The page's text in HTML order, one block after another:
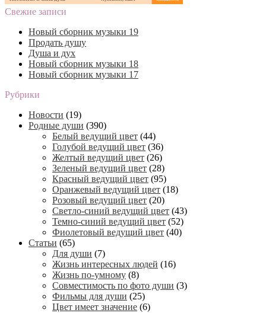
Свежие записи
Новый сборник музыки 19
Продать душу
Душа и дух
Новый сборник музыки 18
Новый сборник музыки 17
Рубрики
Новости (19)
Родные души (390)
Белый ведущий цвет (44)
Голубой ведущий цвет (36)
Желтый ведущий цвет (26)
Зеленый ведущий цвет (28)
Красный ведущий цвет (95)
Оранжевый ведущий цвет (18)
Розовый ведущий цвет (20)
Светло-синий ведущий цвет (43)
Темно-синий ведущий цвет (52)
Фиолетовый ведущий цвет (40)
Статьи (65)
Для души (7)
Жизнь интересных людей (16)
Жизнь по-умному (8)
Совместимость по фото души (3)
Фильмы для души (25)
Цвет имеет значение (6)